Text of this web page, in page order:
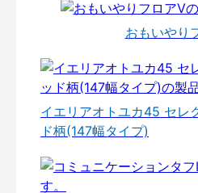
おもいやり
イエリアオトユカ45 セレ
ド柄(147幅タイプ)